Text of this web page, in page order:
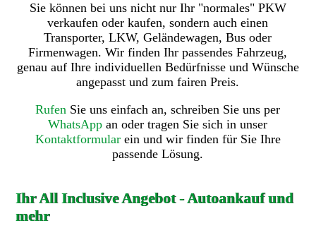
Sie können bei uns nicht nur Ihr "normales" PKW
verkaufen oder kaufen, sondern auch einen
Transporter, LKW, Geländewagen, Bus oder
Firmenwagen. Wir finden Ihr passendes Fahrzeug,
genau auf Ihre individuellen Bedürfnisse und Wünsche
angepasst und zum fairen Preis.
Rufen Sie uns einfach an, schreiben Sie uns per
WhatsApp an oder tragen Sie sich in unser
Kontaktformularein und wir finden für Sie Ihre
passende Lösung.
Ihr All Inclusive Angebot - Autoankauf und
mehr